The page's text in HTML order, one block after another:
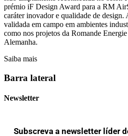
prémio iF Design Award para a RM
caráter inovador e qualidade de
validada em campo em ambientes
como nos projetos da Romande
Alemanha.
Saiba mais
Barra lateral
Newsletter
Subscreva a newsletter líder